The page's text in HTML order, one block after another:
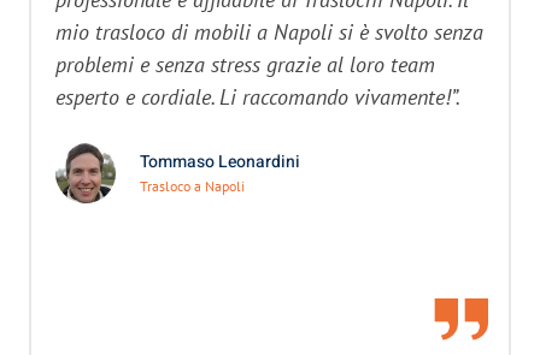
mio trasloco di mobili a Napoli si è svolto senza
problemi e senza stress grazie al loro team
esperto e cordiale. Li raccomando vivamente!”.
Tommaso Leonardini
Trasloco a Napoli